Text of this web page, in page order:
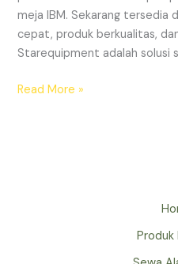
meja IBM. Sekarang tersedia
cepat, produk berkualitas,
Starequipment adalah solusi
SEWA
Read More »
Produk